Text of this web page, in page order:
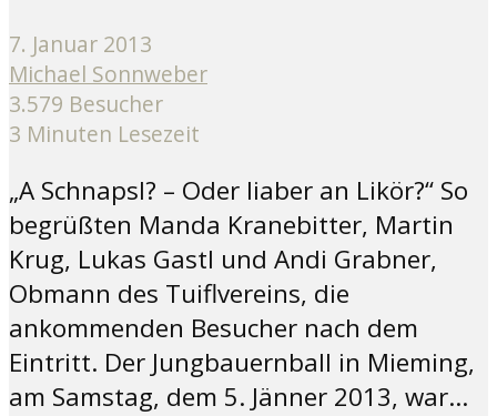
7. Januar 2013
Michael Sonnweber
3.579 Besucher
3 Minuten Lesezeit
„A Schnapsl? – Oder liaber an Likör?“ So
begrüßten Manda Kranebitter, Martin
Krug, Lukas Gastl und Andi Grabner,
Obmann des Tuiflvereins, die
ankommenden Besucher nach dem
Eintritt. Der Jungbauernball in Mieming,
am Samstag, dem 5. Jänner 2013, war...